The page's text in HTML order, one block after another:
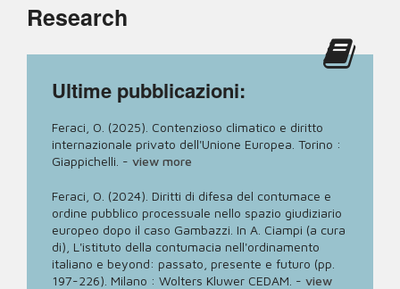
Research
Ultime pubblicazioni:
Feraci, O. (2025). Contenzioso climatico e diritto
internazionale privato dell'Unione Europea. Torino :
Giappichelli. - view more
Feraci, O. (2024). Diritti di difesa del contumace e
ordine pubblico processuale nello spazio giudiziario
europeo dopo il caso Gambazzi. In A. Ciampi (a cura
di), L'istituto della contumacia nell'ordinamento
italiano e beyond: passato, presente e futuro (pp.
197-226). Milano : Wolters Kluwer CEDAM. - view